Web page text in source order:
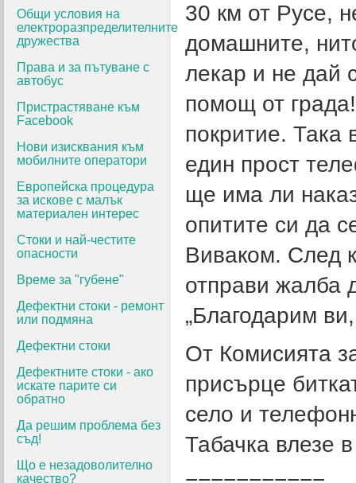
Общи условия на
електроразпределителните
дружества
Права и за пътуване с
автобус
Пристрастяване към
Facebook
Нови изисквания към
мобилните оператори
Европейска процедура
за искове с малък
материален интерес
Стоки и най-честите
опасности
Време за "губене"
Дефектни стоки - ремонт
или подмяна
Дефектни стоки
Дефектните стоки - ако
искате парите си
обратно
Да решим проблема без
съд!
Що е незадоволително
качество?
30 км от Русе,
домашните,
лекар и не дай
помощ от
покритие. Така
един прост
ще има ли
опитите си да
Виваком. След
отправи жалба
„Благодарим
От Комисията
присърце
село и
Табачка влезе